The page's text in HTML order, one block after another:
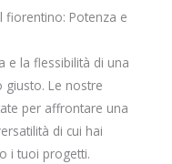
fiorentino: Potenza e
e la flessibilità di una
Le nostre
per affrontare una
di cui hai
i tuoi progetti.